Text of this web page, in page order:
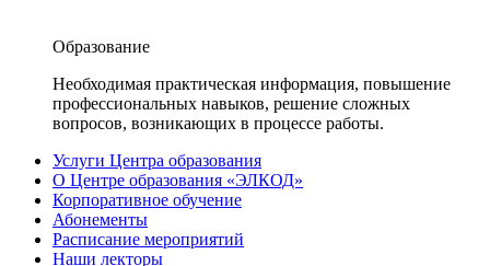
Образование
Необходимая практическая информация, повышение
профессиональных навыков, решение сложных
вопросов, возникающих в процессе работы.
Услуги Центра образования
О Центре образования «ЭЛКОД»
Корпоративное обучение
Абонементы
Расписание мероприятий
Наши лекторы